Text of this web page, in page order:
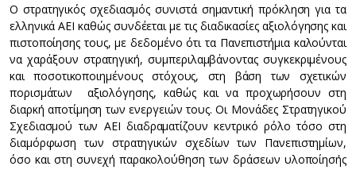
Ο στρατηγικός σχεδιασμός συνιστά σημαντική πρόκληση για τα
ελληνικά ΑΕΙ καθώς συνδέεται με τις διαδικασίες αξιολόγησης και
πιστοποίησης τους, με δεδομένο ότι τα Πανεπιστήμια καλούνται
να χαράξουν στρατηγική, συμπεριλαμβάνοντας συγκεκριμένους
και ποσοτικοποιημένους στόχους, στη βάση των σχετικών
πορισμάτων αξιολόγησης, καθώς και να προχωρήσουν στη
διαρκή αποτίμηση των ενεργειών τους. Οι Μονάδες Στρατηγικού
Σχεδιασμού των ΑΕΙ διαδραματίζουν κεντρικό ρόλο τόσο στη
διαμόρφωση των στρατηγικών σχεδίων των Πανεπιστημίων,
όσο και στη συνεχή παρακολούθηση των δράσεων υλοποίησής